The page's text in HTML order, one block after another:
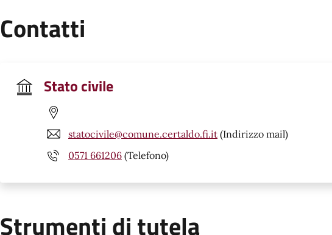
Contatti
Stato civile
statocivile@comune.certaldo.fi.it (Indirizzo mail)
0571 661206 (Telefono)
Strumenti di tutela